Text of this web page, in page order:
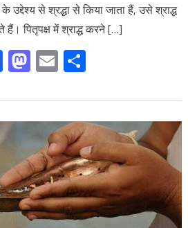
उद्देश्य से श्रद्धा से किया जाता हैं, उसे श्राद्ध
हैं। पितृपक्ष में श्राद्ध करने […]
Facebook
Mastodon
Email